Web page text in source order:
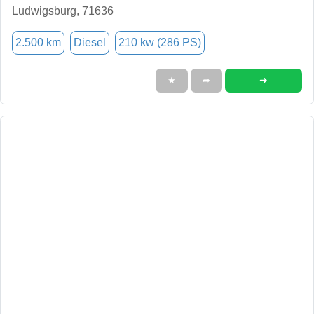
Ludwigsburg, 71636
2.500 km Diesel 210 kw (286 PS)
★ ➦ ➜